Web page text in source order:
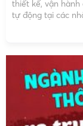
thiết kế, vận
tự động tại các
công việc cụ thể